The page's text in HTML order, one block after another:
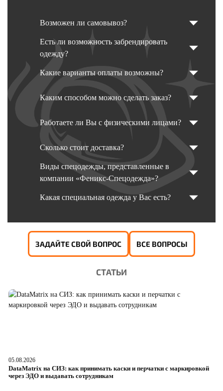
Возможен ли самовывоз?
Есть ли возможность забрендировать
одежду?
Какие варианты оплаты возможны?
Каким способом можно сделать заказ?
Работаете ли Вы с физическими лицами?
Сколько стоит доставка?
Виды спецодежды, представленные в
компании «Феникс-Спецодежда»?
Какая специальная одежда у Вас есть?
ЗАДАЙТЕ СВОЙ ВОПРОС ВСЕ ВОПРОСЫ
СТАТЬИ
05.08.2026
DataMatrix на СИЗ: как принимать каски и перчатки с маркировкой
через ЭДО и выдавать сотрудникам